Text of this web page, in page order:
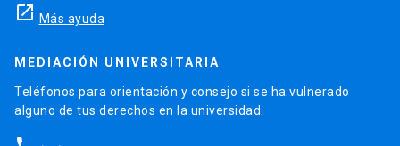
launch Más ayuda
MEDIACIÓN UNIVERSITARIA
Teléfonos para orientación y consejo si se ha vulnerado
alguno de tus derechos en la universidad.